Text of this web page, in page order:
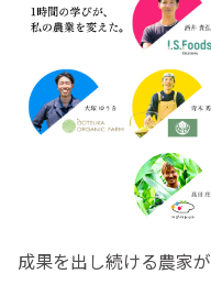
成果を出し続ける農家が